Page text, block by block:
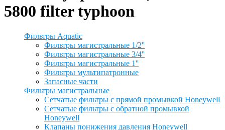
5800 filter typhoon
Фильтры Aquatic
Фильтры магистральные 1/2''
Фильтры магистральные 3/4''
Фильтры магистральные 1''
Фильтры мультипатронные
Запасные части
Фильтры магистральные
Сетчатые фильтры с прямой промывкой Honeywell
Сетчатые фильтры с обратной промывкой
Honeywell
Клапаны понижения давления Honeywell